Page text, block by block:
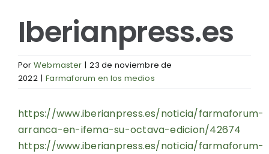
Iberianpress.es
Por Webmaster | 23 de noviembre de
2022 | Farmaforum en los medios
https://www.iberianpress.es/noticia/farmaforum-
arranca-en-ifema-su-octava-edicion/42674
https://www.iberianpress.es/noticia/farmaforum-